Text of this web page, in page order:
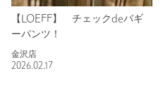
【LOEFF】 チェックdeバギ
ーパンツ！
金沢店
2026.02.17